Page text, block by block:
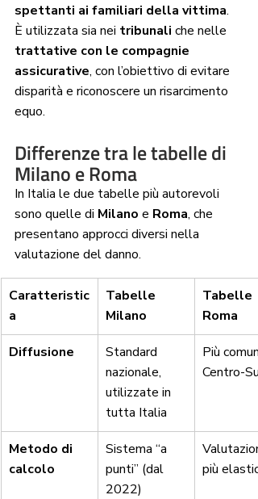
spettanti ai familiari della vittima.
È utilizzata sia nei tribunali che nelle
trattative con le compagnie
assicurative, con l’obiettivo di evitare
disparità e riconoscere un risarcimento
equo.
Differenze tra le tabelle di
Milano e Roma
In Italia le due tabelle più autorevoli
sono quelle di Milano e Roma, che
presentano approcci diversi nella
valutazione del danno.
Caratteristic
a
Tabelle
Milano
Tabelle
Roma
Diffusione
Standard
nazionale,
utilizzate in
tutta Italia
Più
Centro-Sud
Metodo di
calcolo
Sistema “a
punti” (dal
2022)
più elastica